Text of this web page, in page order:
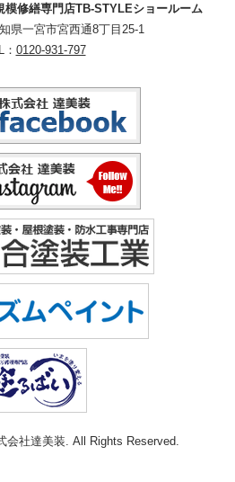
模修繕専門店TB-STYLEショールーム
県一宮市宮西通8丁目25-1
0120-931-797
会社達美装. All Rights Reserved.